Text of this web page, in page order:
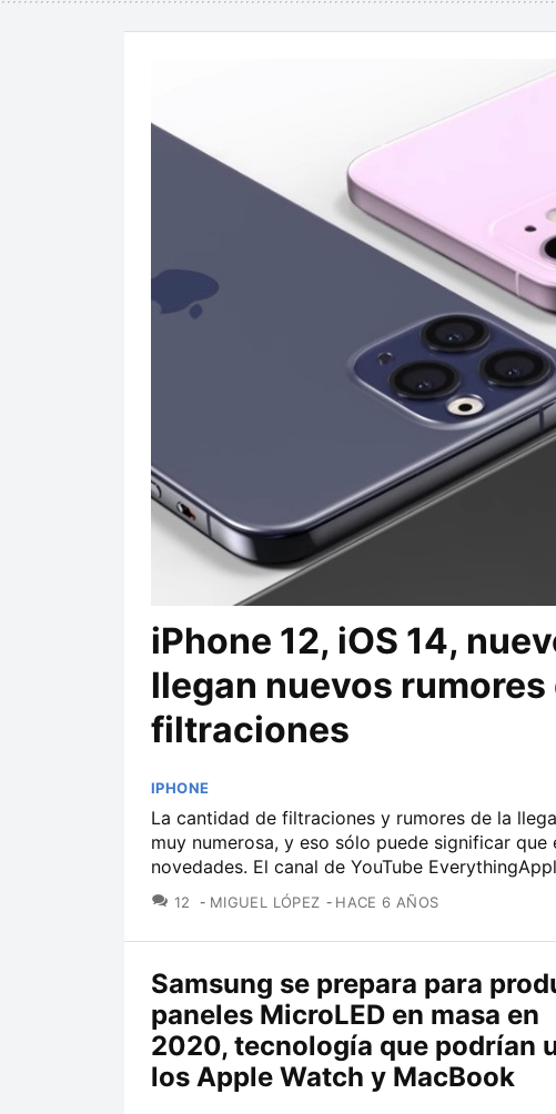
iPhone 12, iOS 14,
llegan nuevos
filtraciones
IPHONE
La cantidad de filtraciones y rumores de la
muy numerosa, y eso sólo puede significar
novedades. El canal de YouTube
12
COMENTARIOS
MIGUEL LÓPEZ HACE 6 AÑOS
Samsung se prepara para
paneles MicroLED en masa en
2020, tecnología que podrían
los Apple Watch y MacBook